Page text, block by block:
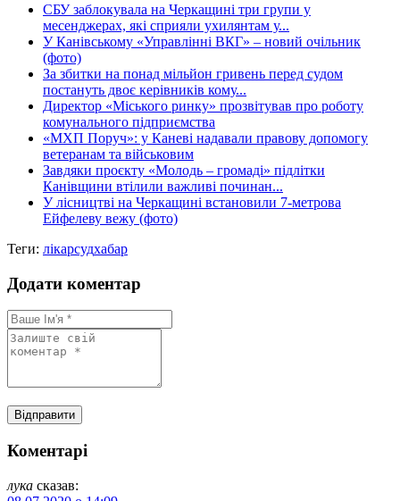
СБУ заблокувала на Черкащині три групи у
месенджерах, які сприяли ухилянтам у...
У Канівському «Управлінні ВКГ» – новий очільник
(фото)
За збитки на понад мільйон гривень перед судом
постануть двоє керівників кому...
Директор «Міського ринку» прозвітував про роботу
комунального підприємства
«МХП Поруч»: у Каневі надавали правову допомогу
ветеранам та військовим
Завдяки проєкту «Молодь – громаді» підлітки
Канівщини втілили важливі починан...
У лісництві на Черкащині встановили 7-метрова
Ейфелеву вежу (фото)
Теги: лікарсудхабар
Додати коментар
Коментарі
лука сказав: